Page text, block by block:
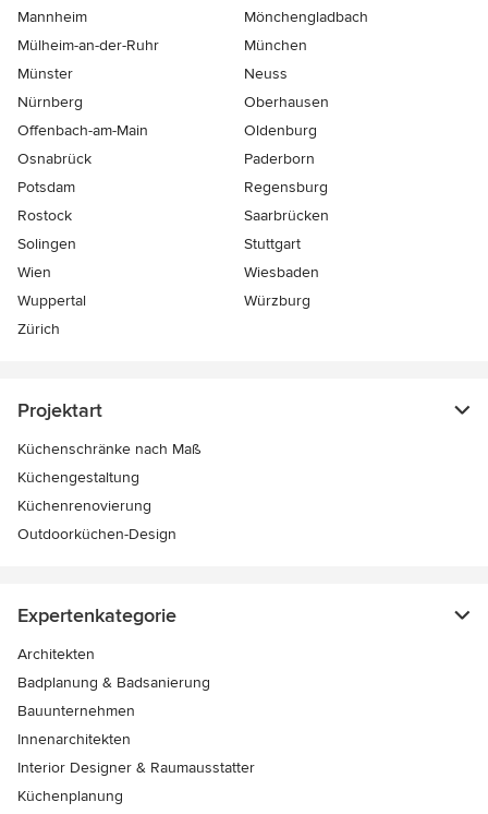
Mannheim
Mönchen­gladbach
Mülheim-an-der-Ruhr
München
Münster
Neuss
Nürnberg
Oberhausen
Offenbach-am-Main
Oldenburg
Osnabrück
Paderborn
Potsdam
Regensburg
Rostock
Saarbrücken
Solingen
Stuttgart
Wien
Wiesbaden
Wuppertal
Würzburg
Zürich
Projektart
Küchenschränke nach Maß
Küchengestaltung
Küchenrenovierung
Outdoorküchen-Design
Expertenkategorie
Architekten
Badplanung & Badsanierung
Bauunternehmen
Innenarchitekten
Interior Designer & Raumausstatter
Küchenplanung